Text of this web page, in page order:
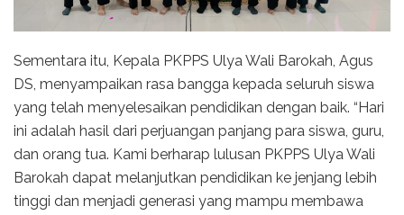
Sementara itu, Kepala PKPPS Ulya Wali Barokah, Agus
DS, menyampaikan rasa bangga kepada seluruh siswa
yang telah menyelesaikan pendidikan dengan baik. “Hari
ini adalah hasil dari perjuangan panjang para siswa, guru,
dan orang tua. Kami berharap lulusan PKPPS Ulya Wali
Barokah dapat melanjutkan pendidikan ke jenjang lebih
tinggi dan menjadi generasi yang mampu membawa